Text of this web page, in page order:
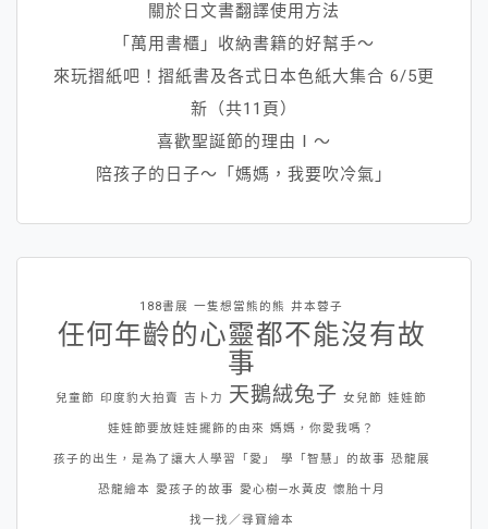
關於日文書翻譯使用方法
「萬用書櫃」收納書籍的好幫手～
來玩摺紙吧！摺紙書及各式日本色紙大集合 6/5更
新（共11頁）
喜歡聖誕節的理由Ⅰ～
陪孩子的日子～「媽媽，我要吹冷氣」
188書展 一隻想當熊的熊 井本蓉子
任何年齡的心靈都不能沒有故
事
兒童節 印度豹大拍賣 吉卜力 天鵝絨兔子 女兒節 娃娃節
娃娃節要放娃娃擺飾的由來 媽媽，你愛我嗎？
孩子的出生，是為了讓大人學習「愛」 學「智慧」的故事 恐龍展
恐龍繪本 愛孩子的故事 愛心樹─水黃皮 懷胎十月
找一找／尋寶繪本